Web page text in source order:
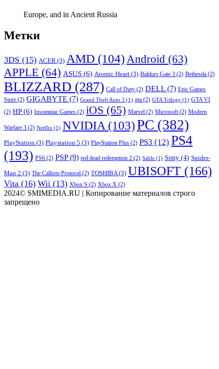
Europe, and in Ancient Russia
Метки
3DS (15) ACER (3) AMD (104)Android (63)
APPLE (64) ASUS (6) Atomic Heart (3) Baldurs Gate 3 (2) Bethesda (2)
BLIZZARD (287) Call of Duty (2) DELL (7) Epic Games
Store (2) GIGABYTE (7) Grand Theft Auto 3 (1) gta (2) GTA Trilogy (1) GTA VI
(2) HP(6) Insomniac Games (2) iOS (65) Marvel (2) Microsoft(2) Modern
Warfare 3 (2) Netflix (1) NVIDIA (103)PC (382)
PlayStation (3) Playstation 5 (3) PlayStation Plus (2) PS3 (12) PS4
(193) PS6 (2) PSP(9) red dead redemption 2 (2) Sable (1) Sony (4) Spider-
Man 2 (3) The Callisto Protocol (2) TOSHIBA(3) UBISOFT (166)
Vita (16) Wii (13) Xbox S (2) Xbox X (2)
2024© SMIMEDIA.RU | Копирование материалов строго
запрещено